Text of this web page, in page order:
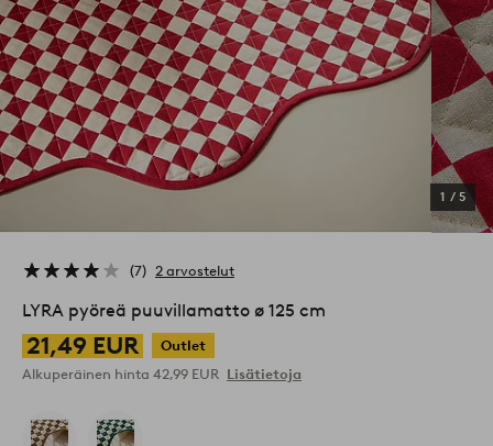
1 / 5
7 2 arvostelut
LYRA pyöreä puuvillamatto ø 125 cm
21,49 EUR
Outlet
Alkuperäinen hinta 42,99 EUR Lisätietoja